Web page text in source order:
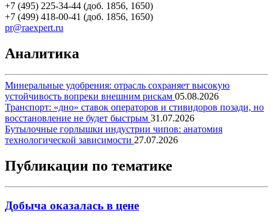
+7 (495) 225-34-44 (доб. 1856, 1650)
+7 (499) 418-00-41 (доб. 1856, 1650)
pr@raexpert.ru
Аналитика
Минеральные удобрения: отрасль сохраняет высокую
устойчивость вопреки внешним рискам 05.08.2026
Транспорт: «дно» ставок операторов и стивидоров позади, но
восстановление не будет быстрым 31.07.2026
Бутылочные горлышки индустрии чипов: анатомия
технологической зависимости 27.07.2026
Публикации по тематике
Добыча оказалась в цене